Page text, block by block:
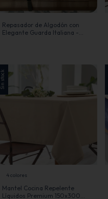
Repasador de Algodón con
Elegante Guarda Italiana -
Sin stock
4 colores
Mantel Cocina Repelente
Líquidos Premium 150x300